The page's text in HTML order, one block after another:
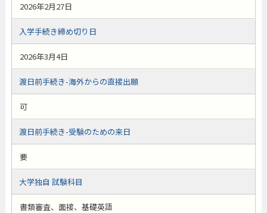
2026年2月27日
入学手続き締め切り日
2026年3月4日
渡日前手続き-海外からの直接出願
可
渡日前手続き-受験のための来日
要
大学独自 試験科目
書類審査、面接、基礎英語